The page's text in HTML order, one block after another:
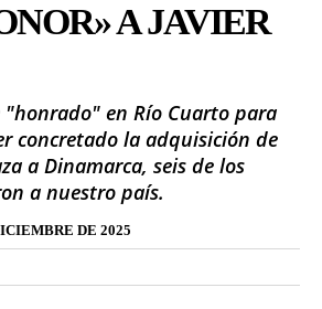
A JAVIER
"honrado" en Río Cuarto para
concretado la adquisición de
a Dinamarca, seis de los
a nuestro país.
DE 2025